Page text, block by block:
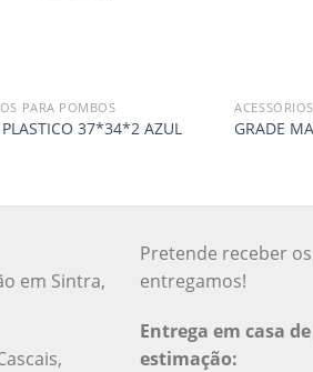
PARA POMBOS
PLASTICO 37*34*2 AZUL GRADE
em Sintra,
Pretende receber
entregamos!
Entrega em casa
estimação: